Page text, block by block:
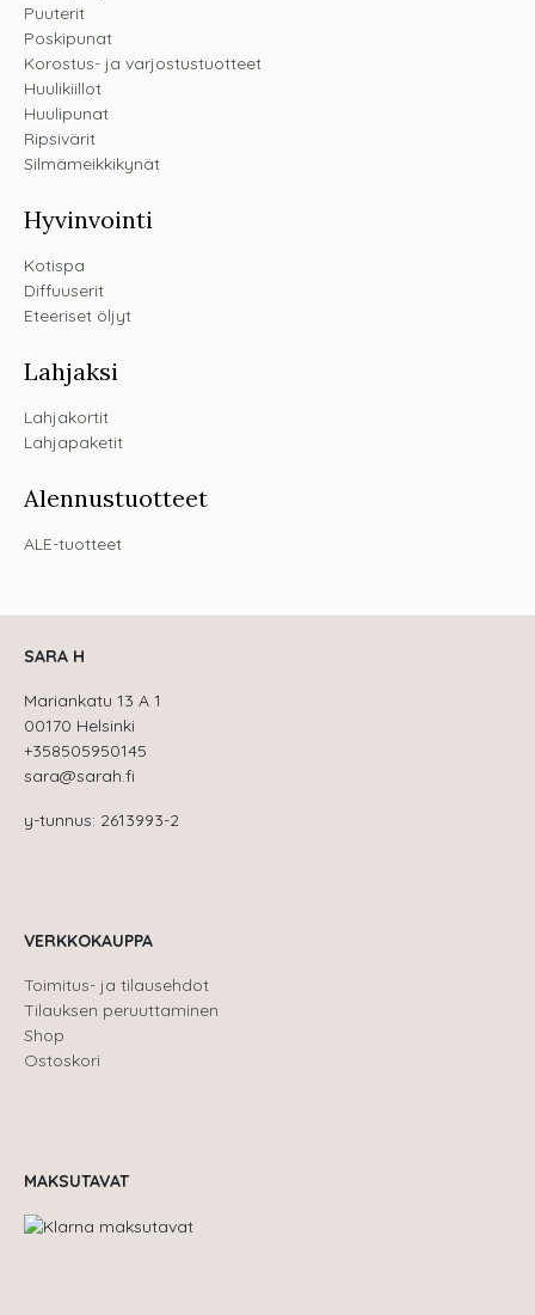
Puuterit
Poskipunat
Korostus- ja varjostustuotteet
Huulikiillot
Huulipunat
Ripsivärit
Silmämeikkikynät
Hyvinvointi
Kotispa
Diffuuserit
Eteeriset öljyt
Lahjaksi
Lahjakortit
Lahjapaketit
Alennustuotteet
ALE-tuotteet
SARA H
Mariankatu 13 A 1
00170 Helsinki
+358505950145
sara@sarah.fi
y-tunnus: 2613993-2
VERKKOKAUPPA
Toimitus- ja tilausehdot
Tilauksen peruuttaminen
Shop
Ostoskori
MAKSUTAVAT